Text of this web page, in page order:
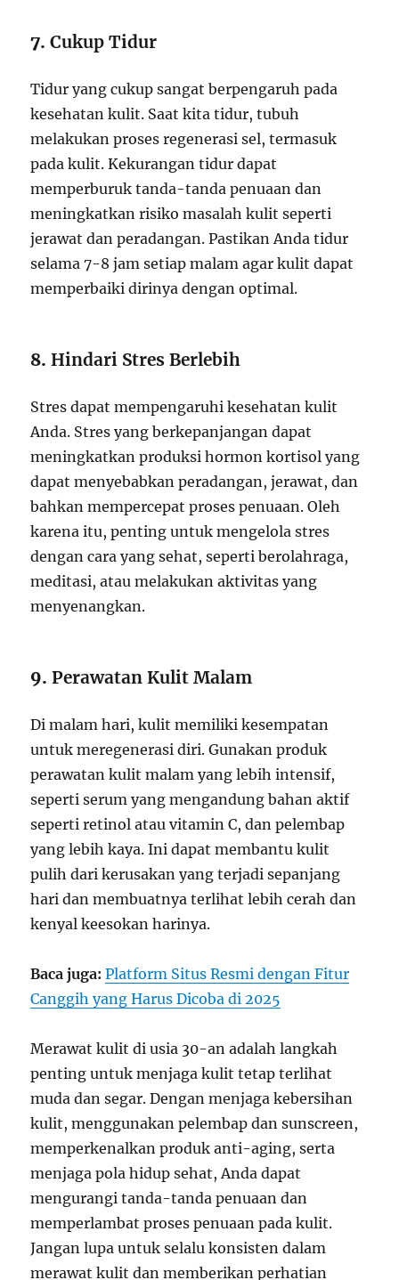
7.Cukup Tidur
Tidur yang cukup sangat berpengaruh pada
kesehatan kulit. Saat kita tidur, tubuh
melakukan proses regenerasi sel, termasuk
pada kulit. Kekurangan tidur dapat
memperburuk tanda-tanda penuaan dan
meningkatkan risiko masalah kulit seperti
jerawat dan peradangan. Pastikan Anda tidur
selama 7-8 jam setiap malam agar kulit dapat
memperbaiki dirinya dengan optimal.
8.Hindari Stres Berlebih
Stres dapat mempengaruhi kesehatan kulit
Anda. Stres yang berkepanjangan dapat
meningkatkan produksi hormon kortisol yang
dapat menyebabkan peradangan, jerawat, dan
bahkan mempercepat proses penuaan. Oleh
karena itu, penting untuk mengelola stres
dengan cara yang sehat, seperti berolahraga,
meditasi, atau melakukan aktivitas yang
menyenangkan.
9.Perawatan Kulit Malam
Di malam hari, kulit memiliki kesempatan
untuk meregenerasi diri. Gunakan produk
perawatan kulit malam yang lebih intensif,
seperti serum yang mengandung bahan aktif
seperti retinol atau vitamin C, dan pelembap
yang lebih kaya. Ini dapat membantu kulit
pulih dari kerusakan yang terjadi sepanjang
hari dan membuatnya terlihat lebih cerah dan
kenyal keesokan harinya.
Baca juga:Platform Situs Resmi dengan Fitur
Canggih yang Harus Dicoba di 2025
Merawat kulit di usia 30-an adalah langkah
penting untuk menjaga kulit tetap terlihat
muda dan segar. Dengan menjaga kebersihan
kulit, menggunakan pelembap dan sunscreen,
memperkenalkan produk anti-aging, serta
menjaga pola hidup sehat, Anda dapat
mengurangi tanda-tanda penuaan dan
memperlambat proses penuaan pada kulit.
Jangan lupa untuk selalu konsisten dalam
merawat kulit dan memberikan perhatian